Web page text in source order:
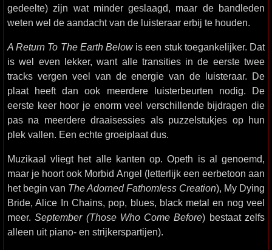
gedeelte) zijn wat minder geslaagd, maar de bandleden
weten wel de aandacht van de luisteraar erbij te houden.
A Return To The Earth Belowis een stuk toegankelijker. Dat
is wel even lekker, want alle transities in de eerste twee
tracks vergen veel van de energie van de luisteraar. De
plaat heeft dan ook meerdere luisterbeurten nodig. De
eerste keer hoor je enorm veel verschillende bijdragen die
pas na meerdere draaisessies als puzzelstukjes op hun
plek vallen. Een echte groeiplaat dus.
Muzikaal vliegt het alle kanten op. Opeth is al genoemd,
maar je hoort ook Morbid Angel (letterlijk een eerbetoon aan
het begin van The Adorned Fathomless Creation), My Dying
Bride, Alice In Chains, pop, blues, black metal en nog veel
meer.September (Those Who Come Before) bestaat zelfs
alleen uit piano- en strijkerspartijen).